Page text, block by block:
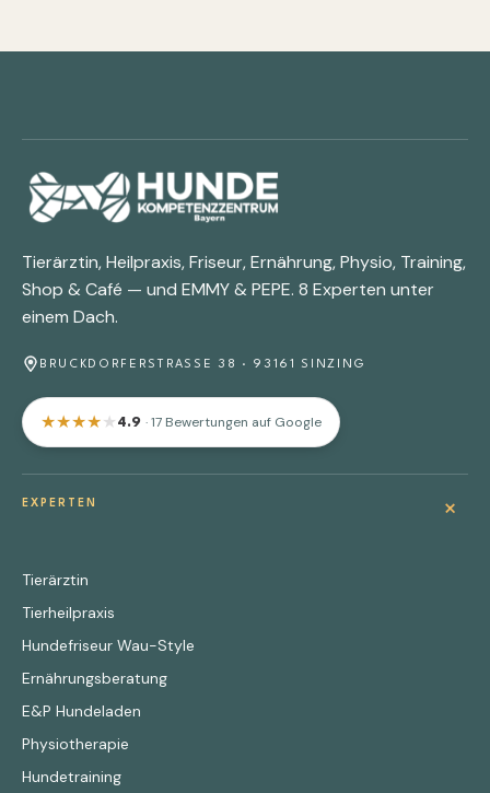
Tierärztin, Heilpraxis, Friseur, Ernährung, Physio, Training,
Shop & Café — und EMMY & PEPE. 8 Experten unter
einem Dach.
BRUCKDORFERSTRASSE 38 · 93161 SINZING
★★★★★ 4.9 · 17 Bewertungen auf Google
EXPERTEN +
Tierärztin
Tierheilpraxis
Hundefriseur Wau-Style
Ernährungsberatung
E&P Hundeladen
Physiotherapie
Hundetraining